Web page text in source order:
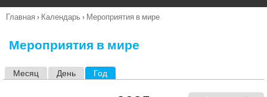
п
Вы
Главная › Календарь › Мероприятия в мире
Мероприятия в мире
Месяц День Год